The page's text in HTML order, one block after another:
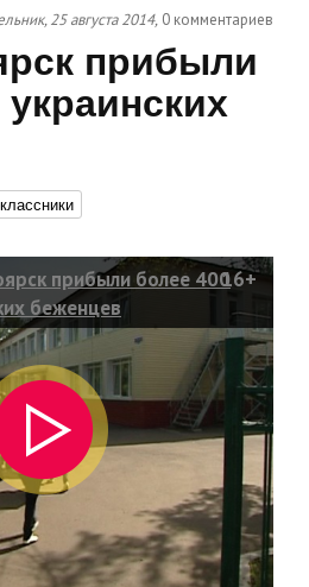
25 августа 2014, 0 комментариев
прибыли
прибыли более 400
беженцев
16+